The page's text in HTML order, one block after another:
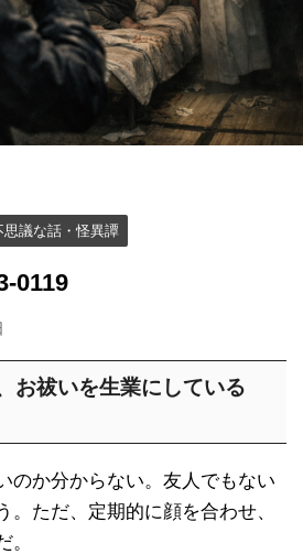
思議な話・怪異譚
0119
お祓いを生業にしている
のか分からない。友人でもない
。ただ、定期的に顔を合わせ、
。